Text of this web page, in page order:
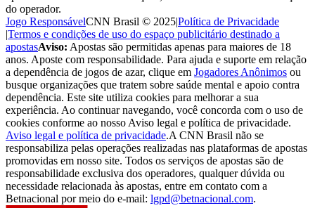
do operador.
Jogo ResponsávelCNN Brasil © 2025|Política de Privacidade
|Termos e condições de uso do espaço publicitário destinado a
apostasAviso: Apostas são permitidas apenas para maiores de 18
anos. Aposte com responsabilidade. Para ajuda e suporte em relação
a dependência de jogos de azar, clique em Jogadores Anônimos ou
busque organizações que tratem sobre saúde mental e apoio contra
dependência. Este site utiliza cookies para melhorar a sua
experiência. Ao continuar navegando, você concorda com o uso de
cookies conforme ao nosso Aviso legal e política de privacidade.
Aviso legal e política de privacidade.A CNN Brasil não se
responsabiliza pelas operações realizadas nas plataformas de apostas
promovidas em nosso site. Todos os serviços de apostas são de
responsabilidade exclusiva dos operadores, qualquer dúvida ou
necessidade relacionada às apostas, entre em contato com a
Betnacional por meio do e-mail: lgpd@betnacional.com.